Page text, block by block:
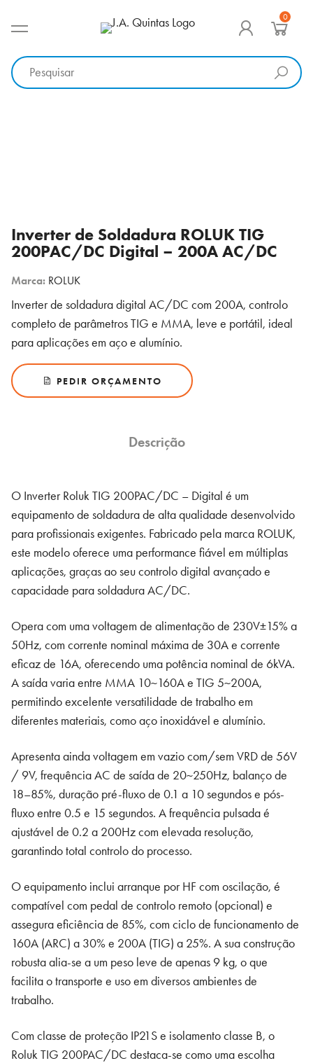
para
conteúdo
0
Inverter de Soldadura ROLUK TIG
200PAC/DC Digital – 200A AC/DC
Marca: ROLUK
Inverter de soldadura digital AC/DC com 200A, controlo
completo de parâmetros TIG e MMA, leve e portátil, ideal
para aplicações em aço e alumínio.
PEDIR ORÇAMENTO
Descrição
O Inverter Roluk TIG 200PAC/DC – Digital é um
equipamento de soldadura de alta qualidade desenvolvido
para profissionais exigentes. Fabricado pela marca ROLUK,
este modelo oferece uma performance fiável em múltiplas
aplicações, graças ao seu controlo digital avançado e
capacidade para soldadura AC/DC.
Opera com uma voltagem de alimentação de 230V±15% a
50Hz, com corrente nominal máxima de 30A e corrente
eficaz de 16A, oferecendo uma potência nominal de 6kVA.
A saída varia entre MMA 10~160A e TIG 5~200A,
permitindo excelente versatilidade de trabalho em
diferentes materiais, como aço inoxidável e alumínio.
Apresenta ainda voltagem em vazio com/sem VRD de 56V
/ 9V, frequência AC de saída de 20~250Hz, balanço de
18–85%, duração pré-fluxo de 0.1 a 10 segundos e pós-
fluxo entre 0.5 e 15 segundos. A frequência pulsada é
ajustável de 0.2 a 200Hz com elevada resolução,
garantindo total controlo do processo.
O equipamento inclui arranque por HF com oscilação, é
compatível com pedal de controlo remoto (opcional) e
assegura eficiência de 85%, com ciclo de funcionamento de
160A (ARC) a 30% e 200A (TIG) a 25%. A sua construção
robusta alia-se a um peso leve de apenas 9 kg, o que
facilita o transporte e uso em diversos ambientes de
trabalho.
Com classe de proteção IP21S e isolamento classe B, o
Roluk TIG 200PAC/DC destaca-se como uma escolha